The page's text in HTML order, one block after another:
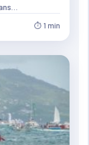
⏱ 1 min